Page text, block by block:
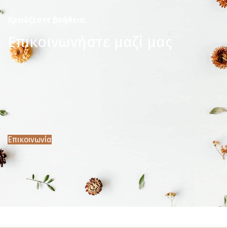
Επικοινωνήστε μαζί μας
Επικοινωνία